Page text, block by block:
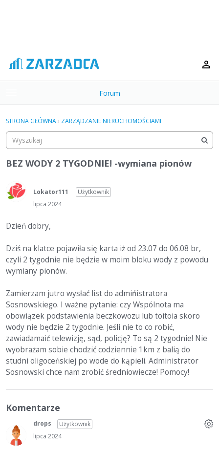
o
g
e
m
e
u
Forum
Kategorie
Dyskusje
STRONA GŁÓWNA› ZARZĄDZANIE NIERUCHOMOŚCIAMI
BEZ WODY 2 TYGODNIE! -wymiana pionów
Lokator111
Użytkownik
lipca 2024
Dzień dobry,
Dziś na klatce pojawiła się karta iż od 23.07 do 06.08 br,
czyli 2 tygodnie nie będzie w moim bloku wody z powodu
wymiany pionów.
Zamierzam jutro wysłać list do admińistratora
Sosnowskiego. I ważne pytanie: czy Wspólnota ma
obowiązek podstawienia beczkowozu lub toitoia skoro
wody nie będzie 2 tygodnie. Jeśli nie to co robić,
zawiadamaić telewizję, sąd, policję? To są 2 tygodnie! Nie
wyobrażam sobie chodzić codziennie 1km z balią do
studni oligoceńskiej po wode do kąpieli. Administrator
Sosnowski chce nam zrobić średniowiecze! Pomocy!
Komentarze
drops
Użytkownik
lipca 2024